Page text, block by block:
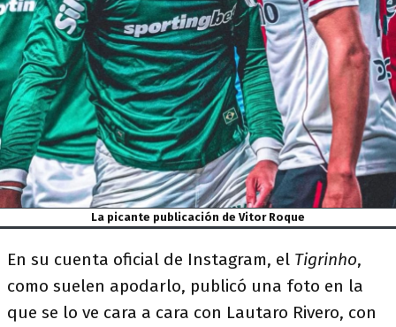
La picante publicación de Vitor Roque
En su cuenta oficial de Instagram, el Tigrinho,
como suelen apodarlo, publicó una foto en la
que se lo ve cara a cara con Lautaro Rivero, con